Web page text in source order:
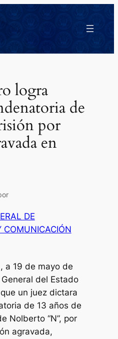
logra
de
por
en
DE
COMUNICACIÓN
a 19 de mayo de
del Estado
un juez dictara
de 13 años de
Nolberto “N”, por
agravada,